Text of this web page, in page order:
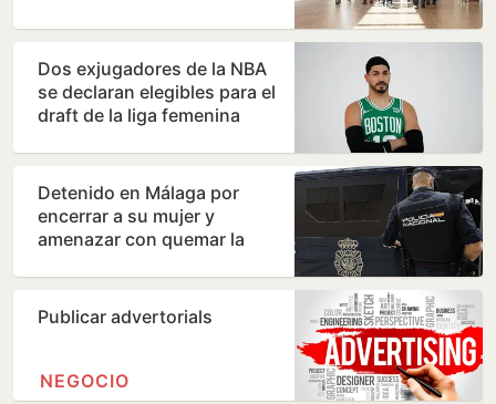
Dos exjugadores de la NBA
se declaran elegibles para el
draft de la liga femenina
Detenido en Málaga por
encerrar a su mujer y
amenazar con quemar la
Publicar advertorials
NEGOCIO